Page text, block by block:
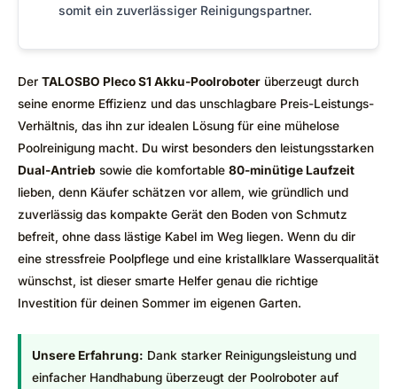
somit ein zuverlässiger Reinigungspartner.
Der TALOSBO Pleco S1 Akku-Poolroboter überzeugt durch
seine enorme Effizienz und das unschlagbare Preis-Leistungs-
Verhältnis, das ihn zur idealen Lösung für eine mühelose
Poolreinigung macht. Du wirst besonders den leistungsstarken
Dual-Antrieb sowie die komfortable 80-minütige Laufzeit
lieben, denn Käufer schätzen vor allem, wie gründlich und
zuverlässig das kompakte Gerät den Boden von Schmutz
befreit, ohne dass lästige Kabel im Weg liegen. Wenn du dir
eine stressfreie Poolpflege und eine kristallklare Wasserqualität
wünschst, ist dieser smarte Helfer genau die richtige
Investition für deinen Sommer im eigenen Garten.
Unsere Erfahrung: Dank starker Reinigungsleistung und
einfacher Handhabung überzeugt der Poolroboter auf